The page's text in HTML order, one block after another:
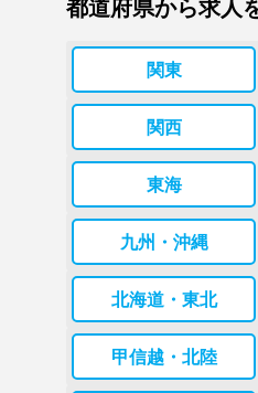
都道府県から求人
関東
関西
東海
九州・沖縄
北海道・東北
甲信越・北陸